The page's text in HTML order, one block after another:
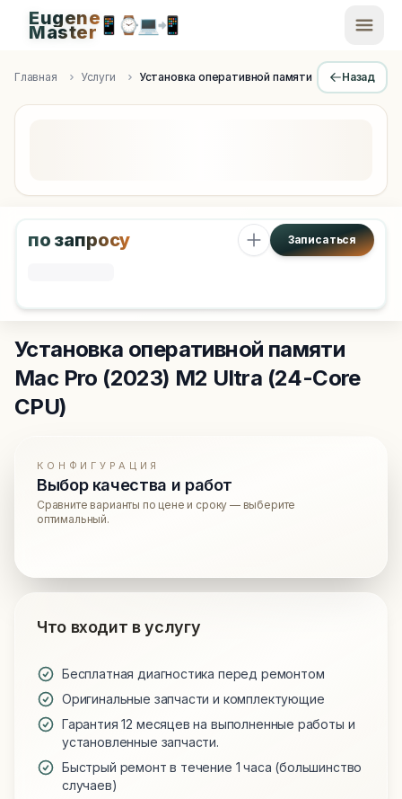
Apple Diagnostics & Engineering Authority in Saint
Eugene
Master📱 ⌚💻📲
Главная Услуги Установка оперативной памяти Назад
по запросу Записаться
Установка оперативной памяти
Mac Pro (2023) M2 Ultra (24-Core
CPU)
КОНФИГУРАЦИЯ
Выбор качества и работ
Сравните варианты по цене и сроку — выберите
оптимальный.
Что входит в услугу
Бесплатная диагностика перед ремонтом
Оригинальные запчасти и комплектующие
Гарантия 12 месяцев на выполненные работы и
установленные запчасти.
Быстрый ремонт в течение 1 часа (большинство
случаев)